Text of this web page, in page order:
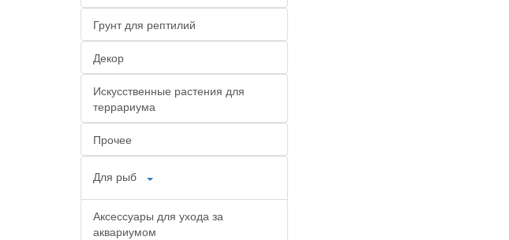
Грунт для рептилий
Декор
Искусственные растения для
террариума
Прочее
Для рыб
Аксессуары для ухода за
аквариумом